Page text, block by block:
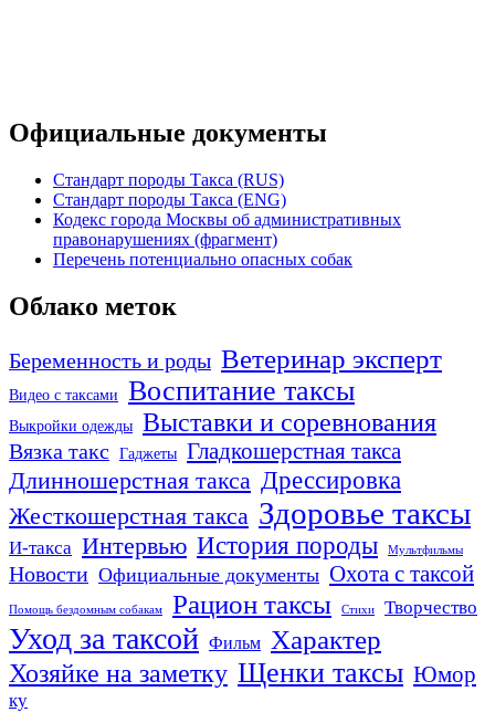
Официальные документы
Стандарт породы Такса (RUS)
Стандарт породы Такса (ENG)
Кодекс города Москвы об административных
правонарушениях (фрагмент)
Перечень потенциально опасных собак
Облако меток
Беременность и роды Ветеринар эксперт
Видео с таксами Воспитание таксы
Выкройки одежды Выставки и соревнования
Вязка такс Гаджеты Гладкошерстная такса
Длинношерстная такса Дрессировка
Жесткошерстная такса Здоровье таксы
И-такса Интервью История породы Мультфильмы
Новости Официальные документы Охота с таксой
Помощь бездомным собакам Рацион таксы Стихи Творчество
Уход за таксой Фильм Характер
Хозяйке на заметку Щенки таксы Юмор
ку